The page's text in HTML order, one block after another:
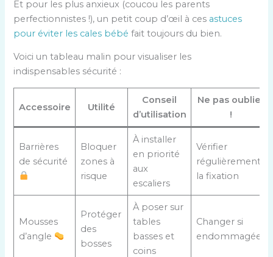
Et pour les plus anxieux (coucou les parents
perfectionnistes !), un petit coup d’œil à ces astuces
pour éviter les cales bébé fait toujours du bien.
Voici un tableau malin pour visualiser les
indispensables sécurité :
Accessoire Utilité
Conseil
d’utilisation
Ne pas oublier
!
Barrières
de sécurité
Bloquer
zones à
risque
À installer
en priorité
aux
escaliers
Vérifier
régulièrement
la fixation
Mousses
d’angle
Protéger
des
bosses
À poser sur
tables
basses et
coins
Changer si
endommagées